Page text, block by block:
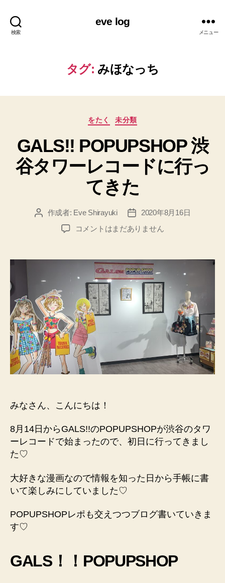
検索
eve log
メニュー
タグ: みほなっち
カ
ゴ
リ
ー
をたく 未分類
GALS!! POPUPSHOP 渋
谷タワーレコードに行っ
てきた
投 作成者: Eve Shirayuki
投
稿
日
2020年8月16日
GALS!!
谷
レ
コ
ー
ド
に
行
っ
た
の
コメントはまだありません
みなさん、こんにちは！
8月14日からGALS!!のPOPUPSHOPが渋谷のタワ
ーレコードで始まったので、初日に行ってきまし
た♡
大好きな漫画なので情報を知った日から手帳に書
いて楽しみにしていました♡
POPUPSHOPレポも交えつつブログ書いていきま
す♡
GALS！！POPUPSHOP